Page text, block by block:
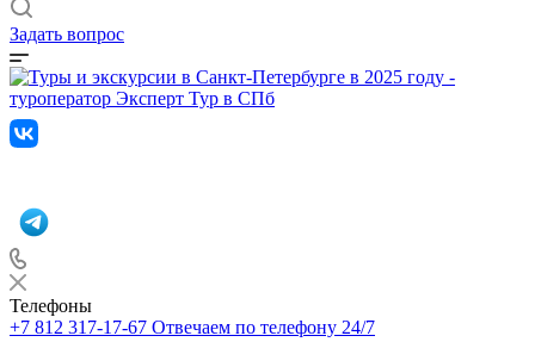
Задать вопрос
Телефоны
+7 812 317-17-67 Отвечаем по телефону 24/7